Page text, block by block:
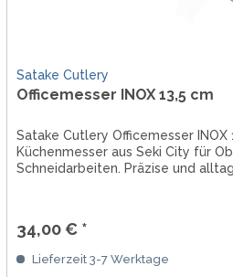
Satake Cutlery
Officemesser INOX 13,5 cm
Satake Cutlery Officemesser INOX
Küchenmesser aus Seki City für
Schneidarbeiten. Präzise und
34,00 € *
Lieferzeit 3-7 Werktage